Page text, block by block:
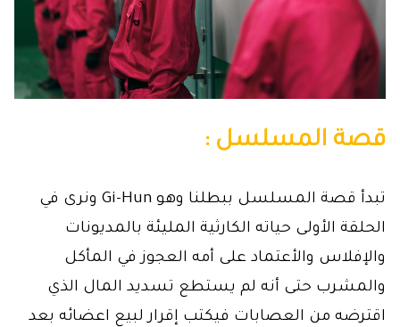
قصة المسلسل :
تبدأ قصة المسلسل ببطلنا وهو Gi-Hun ونرى في
الحلقة الأولى حياته الكارثية المليئة بالمديونات
والإفلاس والأعتماد على أمه العجوز في المأكل
والمشرب حتى أنه لم يستطع تسديد المال الذي
اقترضه من العصابات فيكتب إقرار لبيع اعضائه بعد